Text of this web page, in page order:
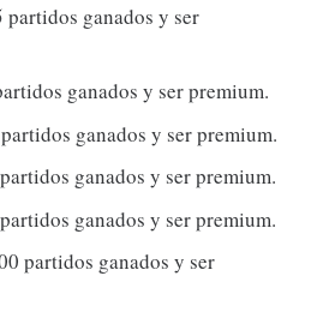
ganados y ser
ganados y ser premium.
ganados y ser premium.
ganados y ser premium.
ganados y ser premium.
partidos ganados y ser